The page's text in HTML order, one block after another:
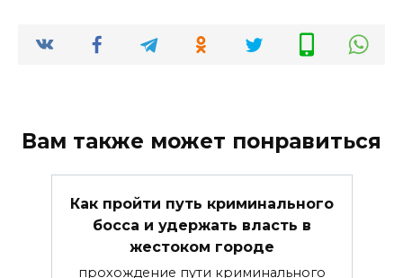
Вам также может понравиться
Как пройти путь криминального
босса и удержать власть в
жестоком городе
прохождение пути криминального